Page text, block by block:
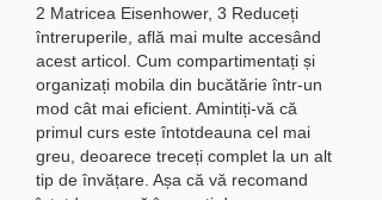
2 Matricea Eisenhower, 3 Reduceți
întreruperile, află mai multe accesând
acest articol. Cum compartimentați și
organizați mobila din bucătărie într-un
mod cât mai eficient. Amintiți-vă că
primul curs este întotdeauna cel mai
greu, deoarece treceți complet la un alt
tip de învățare. Așa că vă recomand